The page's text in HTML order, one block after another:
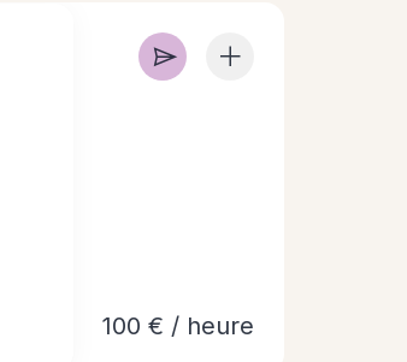
100 € / heure